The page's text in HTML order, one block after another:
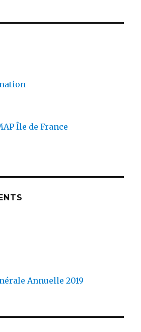
Île de France
Annuelle 2019